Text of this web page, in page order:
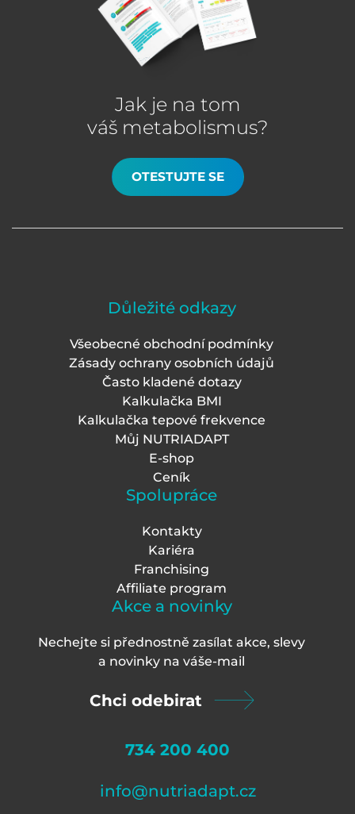
Jak je na tom
váš metabolismus?
OTESTUJTE SE
Důležité odkazy
Všeobecné obchodní podmínky
Zásady ochrany osobních údajů
Často kladené dotazy
Kalkulačka BMI
Kalkulačka tepové frekvence
Můj NUTRIADAPT
E-shop
Ceník
Spolupráce
Kontakty
Kariéra
Franchising
Affiliate program
Akce a novinky
Nechejte si přednostně zasílat akce, slevy
a novinky na váše-mail
Chci odebirat
734 200 400
info@nutriadapt.cz